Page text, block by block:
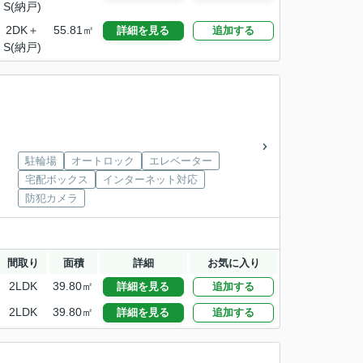
S(納戸)
2DK＋
S(納戸)
55.81㎡ 詳細を見る 追加する
駐輪場 オートロック
エレベーター
宅配ボックス
インターネット対応
防犯カメラ
間取り 面積 詳細 お気に入り
2LDK 39.80㎡ 詳細を見る 追加する
2LDK 39.80㎡ 詳細を見る 追加する